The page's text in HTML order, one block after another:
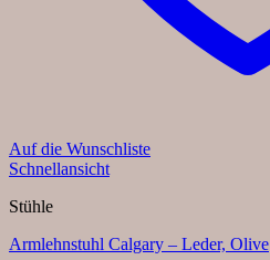
Auf die Wunschliste
Schnellansicht
Stühle
Armlehnstuhl Calgary – Leder, Olive